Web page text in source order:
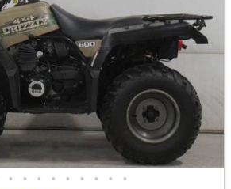
• • • • • • • • •